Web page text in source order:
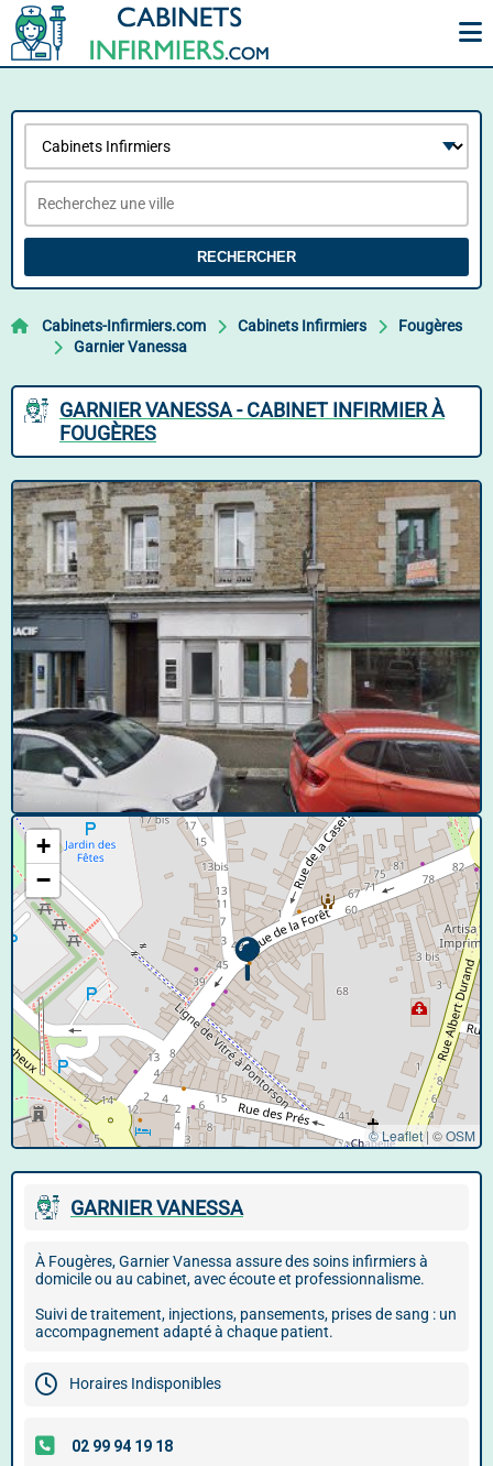
RECHERCHER
Cabinets-Infirmiers.com Cabinets Infirmiers
Fougères
Garnier Vanessa
GARNIER VANESSA - CABINET INFIRMIER À
FOUGÈRES
© Google Street View
+
−
© Leaflet| ©OSM
GARNIER VANESSA
À Fougères, Garnier Vanessa assure des soins infirmiers à
domicile ou au cabinet, avec écoute et professionnalisme.
Suivi de traitement, injections, pansements, prises de sang : un
accompagnement adapté à chaque patient.
Horaires Indisponibles